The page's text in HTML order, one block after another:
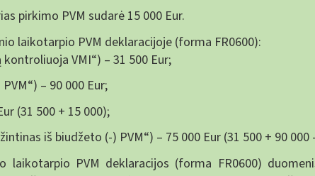
pirkimo PVM sudarė 15 000 Eur.
laikotarpio PVM deklaracijoje (forma FR0600):
VMI“) – 31 500 Eur;
– 90 000 Eur;
(31 500 + 15 000);
iš biudžeto (-) PVM“) – 75 000 Eur (31 500 + 90 000
laikotarpio PVM deklaracijos (forma FR0600)